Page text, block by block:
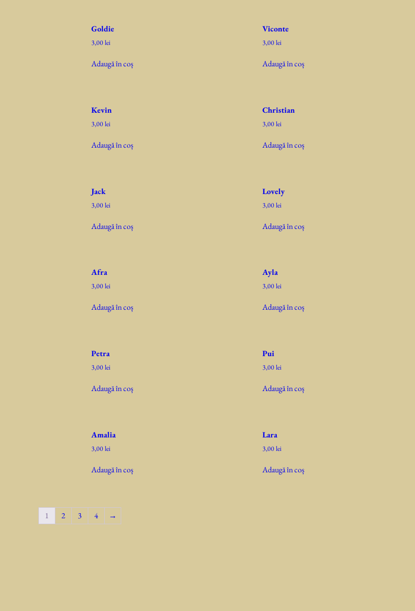
Goldie
3,00lei
Adaugă în coș
Viconte
3,00lei
Adaugă în coș
Kevin
3,00lei
Adaugă în coș
Christian
3,00lei
Adaugă în coș
Jack
3,00lei
Adaugă în coș
Lovely
3,00lei
Adaugă în coș
Afra
3,00lei
Adaugă în coș
Ayla
3,00lei
Adaugă în coș
Petra
3,00lei
Adaugă în coș
Pui
3,00lei
Adaugă în coș
Amalia
3,00lei
Adaugă în coș
Lara
3,00lei
Adaugă în coș
1 2 3 4
→